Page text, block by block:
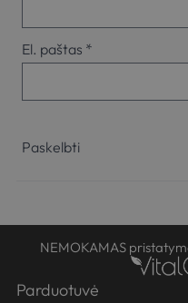
El. paštas *
NEMOKAMAS
Parduotuvė